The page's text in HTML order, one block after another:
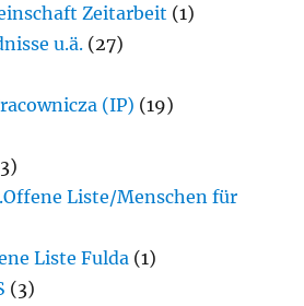
Zeitarbeit (1)
u.ä. (27)
(IP) (19)
Liste/Menschen für
Liste Fulda (1)
(3)